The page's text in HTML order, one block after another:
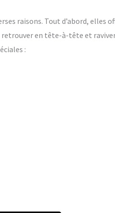
raisons. Tout d’abord, elles
retrouver en tête-à-tête et
: